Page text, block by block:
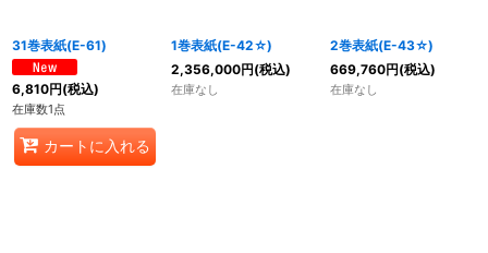
31巻表紙(E-61)
6,810円(税込)
在庫数1点
カートに入れる
1巻表紙(E-42☆)
2,356,000円(税込)
在庫なし
2巻表紙(E-43☆)
669,760円(税込)
在庫なし